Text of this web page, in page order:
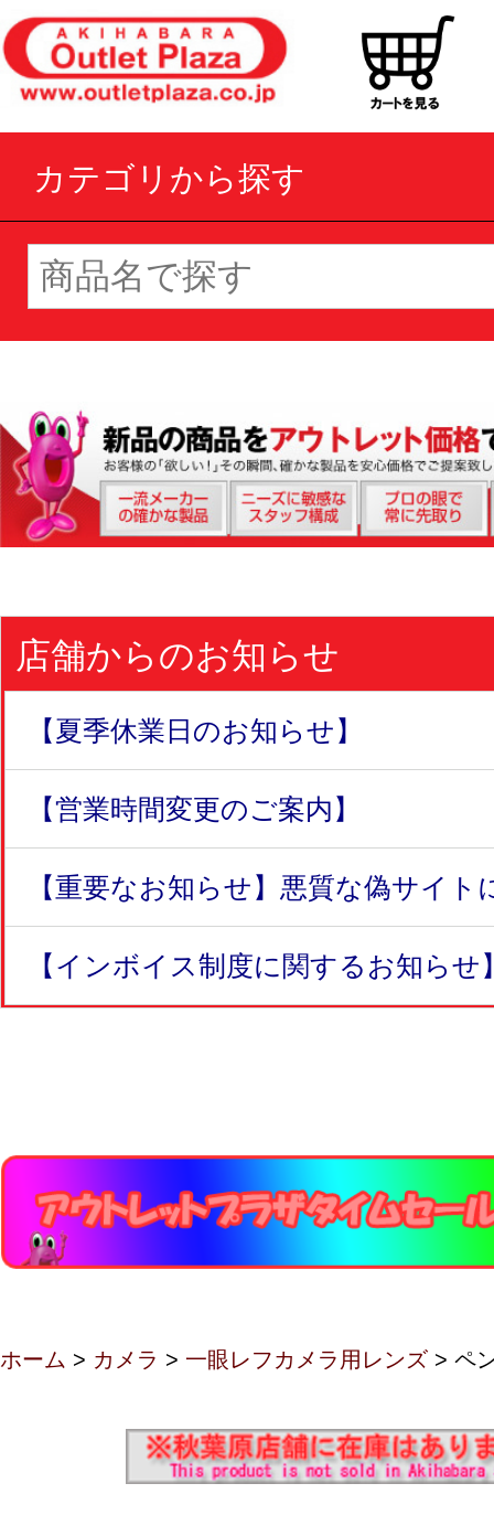
カテゴリから探す
店舗からのお知らせ
【夏季休業日のお知らせ】
【営業時間変更のご案内】
【重要なお知らせ】悪質な偽サイト
【インボイス制度に関するお知らせ
ホーム > カメラ > 一眼レフカメラ用レンズ > ペ